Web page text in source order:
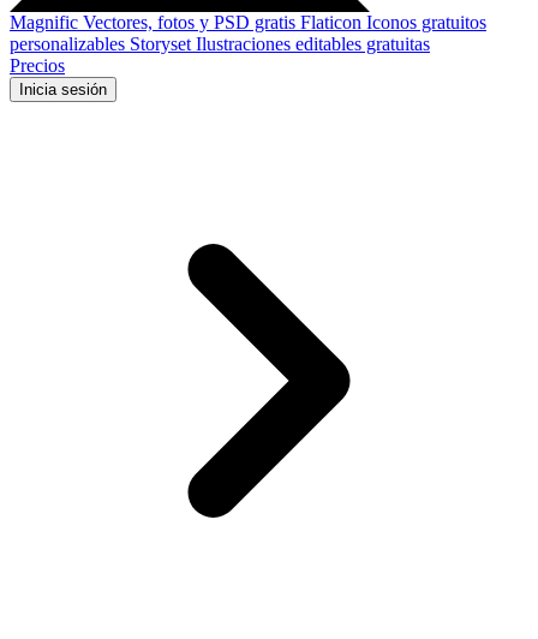
Magnific Vectores, fotos y PSD gratis Flaticon Iconos gratuitos
personalizables Storyset Ilustraciones editables gratuitas
Precios
Inicia sesión